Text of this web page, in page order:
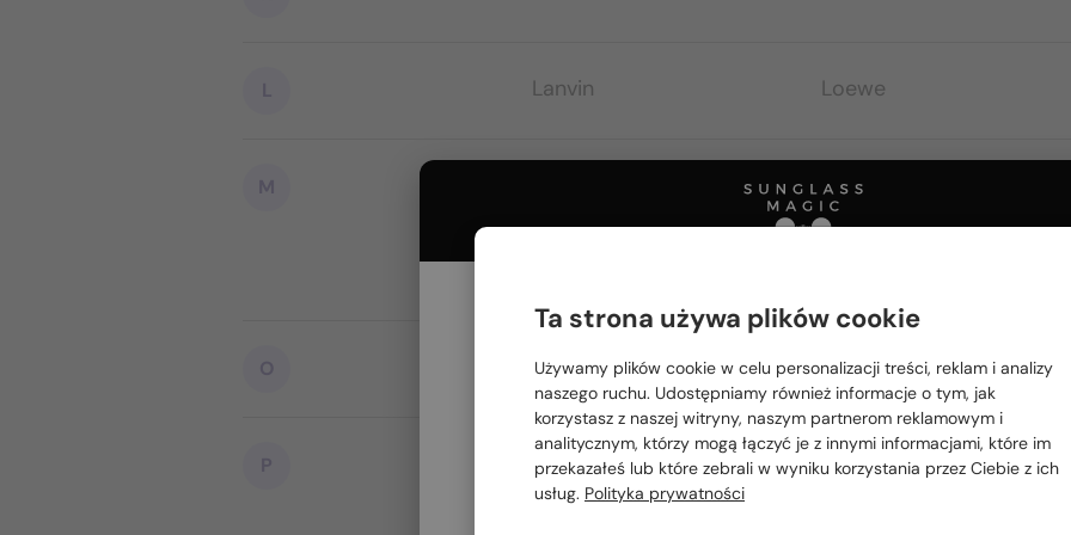
Lanvin Loewe
Marni
Max Mara
Maybach
Off-White OLIVER PEOPLES
Persol Philipp Plein
PRADA
Proszę wybierz z listy odpowiedni dla Ciebie kraj:
Polska / PL
România / RO
Magyarország / HU
Ta strona używa plików cookie
Używamy plików cookie w celu personalizacji treści, reklam i analizy
naszego ruchu. Udostępniamy również informacje o tym, jak
korzystasz z naszej witryny, naszym partnerom reklamowym i
analitycznym, którzy mogą łączyć je z innymi informacjami, które im
przekazałeś lub które zebrali w wyniku korzystania przez Ciebie z ich
usług. Polityka prywatności